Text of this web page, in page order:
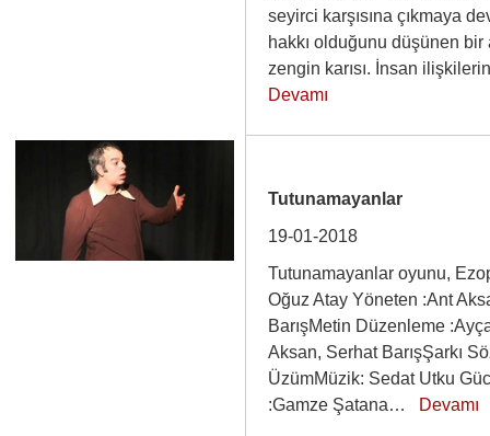
seyirci karşısına çıkmaya
hakkı olduğunu düşünen
zengin karısı. İnsan
Devamı
Tutunamayanlar
19-01-2018
Tutunamayanlar oyunu,
Oğuz Atay Yöneten :Ant
BarışMetin Düzenleme
Aksan, Serhat BarışŞarkı
ÜzümMüzik: Sedat Utku
:Gamze Şatana… Devamı